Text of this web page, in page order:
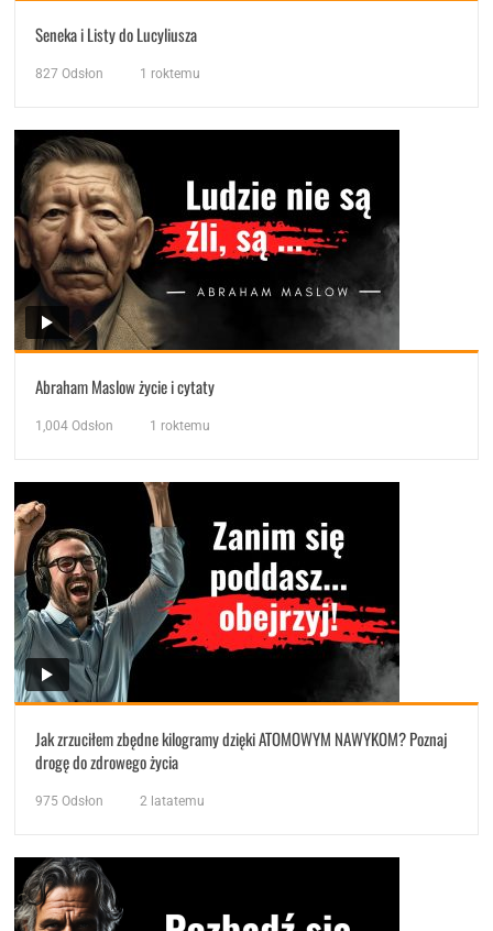
Seneka i Listy do Lucyliusza
827 Odsłon 1 roktemu
Abraham Maslow życie i cytaty
1,004 Odsłon 1 roktemu
Jak zrzuciłem zbędne kilogramy dzięki ATOMOWYM NAWYKOM? Poznaj
drogę do zdrowego życia
975 Odsłon 2 latatemu